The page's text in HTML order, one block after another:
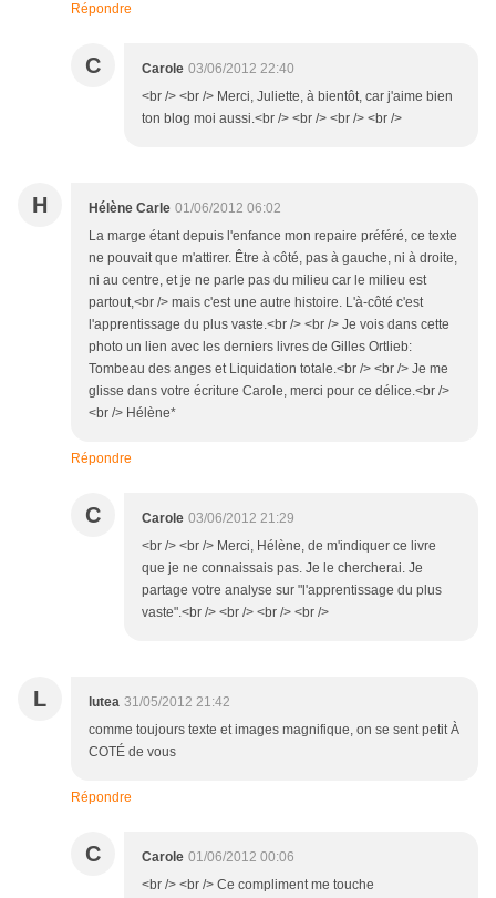
Répondre
C Carole 03/06/2012 22:40
<br /> <br /> Merci, Juliette, à bientôt, car j'aime bien
ton blog moi aussi.<br /> <br /> <br /> <br />
H Hélène Carle 01/06/2012 06:02
La marge étant depuis l'enfance mon repaire préféré, ce texte
ne pouvait que m'attirer. Être à côté, pas à gauche, ni à droite,
ni au centre, et je ne parle pas du milieu car le milieu est
partout,<br /> mais c'est une autre histoire. L'à-côté c'est
l'apprentissage du plus vaste.<br /> <br /> Je vois dans cette
photo un lien avec les derniers livres de Gilles Ortlieb:
Tombeau des anges et Liquidation totale.<br /> <br /> Je me
glisse dans votre écriture Carole, merci pour ce délice.<br />
<br /> Hélène*
Répondre
C Carole 03/06/2012 21:29
<br /> <br /> Merci, Hélène, de m'indiquer ce livre
que je ne connaissais pas. Je le chercherai. Je
partage votre analyse sur "l'apprentissage du plus
vaste".<br /> <br /> <br /> <br />
L lutea 31/05/2012 21:42
comme toujours texte et images magnifique, on se sent petit À
COTÉ de vous
Répondre
C Carole 01/06/2012 00:06
<br /> <br /> Ce compliment me touche